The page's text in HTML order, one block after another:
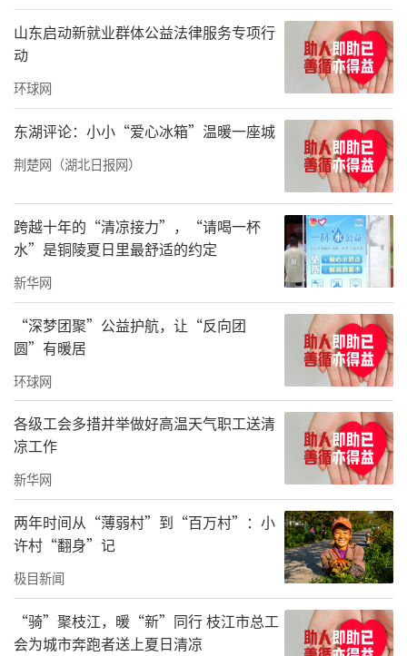
山东启动新就业群体公益法律服务专项行
动
环球网
东湖评论：小小“爱心冰箱”温暖一座城
荆楚网（湖北日报网）
跨越十年的“清凉接力”，“请喝一杯
水”是铜陵夏日里最舒适的约定
新华网
“深梦团聚”公益护航，让“反向团
圆”有暖居
环球网
各级工会多措并举做好高温天气职工送清
凉工作
新华网
两年时间从“薄弱村”到“百万村”：小
许村“翻身”记
极目新闻
“骑”聚枝江，暖“新”同行 枝江市总工
会为城市奔跑者送上夏日清凉